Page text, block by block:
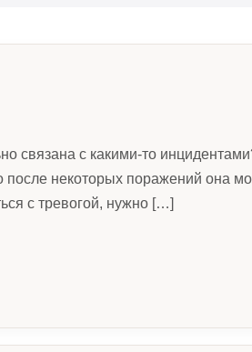
связана с какими-то
некоторых поражений она
с тревогой, нужно […]